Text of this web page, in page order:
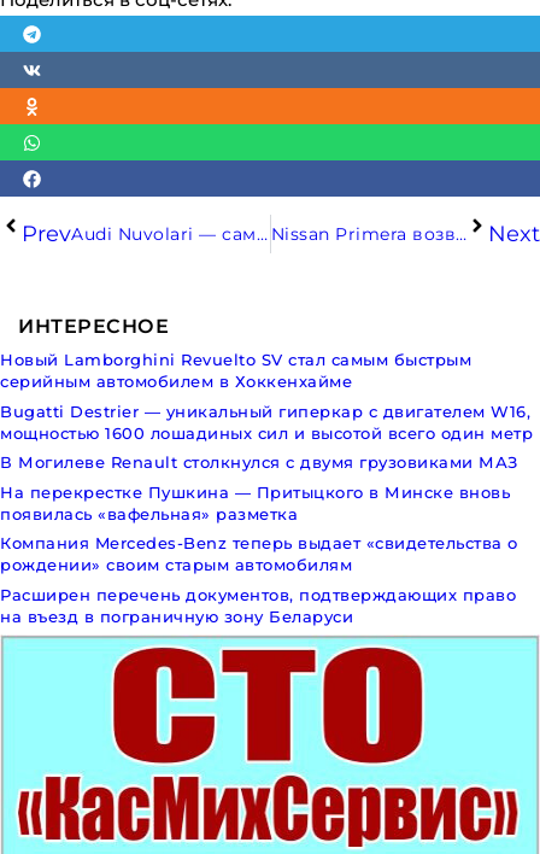
Prev Audi Nuvolari — cамый быстрый и мощный Audi Nissan Primera возвращается Next
ИНТЕРЕСНОЕ
Новый Lamborghini Revuelto SV стал самым быстрым
серийным автомобилем в Хоккенхайме
Bugatti Destrier — уникальный гиперкар с двигателем W16,
мощностью 1600 лошадиных сил и высотой всего один метр
В Могилеве Renault столкнулся с двумя грузовиками МАЗ
На перекрестке Пушкина — Притыцкого в Минске вновь
появилась «вафельная» разметка
Компания Mercedes-Benz теперь выдает «свидетельства о
рождении» своим старым автомобилям
Расширен перечень документов, подтверждающих право
на въезд в пограничную зону Беларуси